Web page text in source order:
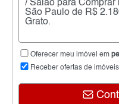
Oferecer meu imóvel em
Receber ofertas de